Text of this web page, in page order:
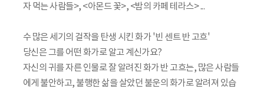
자 먹는 사람들>, <아몬드 꽃>, <밤의 카페 테라스> ...
수 많은 세기의 걸작을 탄생 시킨 화가 '빈 센트 반 고흐'
당신은 그를 어떤 화가로 알고 계신가요?
자신의 귀를 자른 인물로 잘 알려진 화가 반 고흐는, 많은 사람들
에게 불안하고, 불행한 삶을 살았던 불운의 화가로 알려져 있습